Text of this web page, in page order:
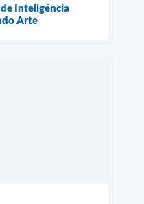
Inteligência
Arte